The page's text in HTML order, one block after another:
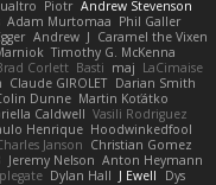
Piotr Andrew Stevenson
Adam Murtomaa Phil Galler
Andrew J Caramel the Vixen
Timothy G. McKenna
Corlett Basti maj LaCimaise
Claude GIROLET Darian Smith
Dunne Martin Koťátko
Caldwell Vasili Rodriguez
Henrique Hoodwinkedfool
Janson Christian Gomez
Jeremy Nelson Anton Heymann
Dylan Hall J Ewell
Dys